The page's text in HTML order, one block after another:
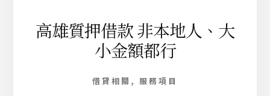
N
E
R
航
高雄質押借款 非本地人、大
小金額都行
借貸相關 , 服務項目